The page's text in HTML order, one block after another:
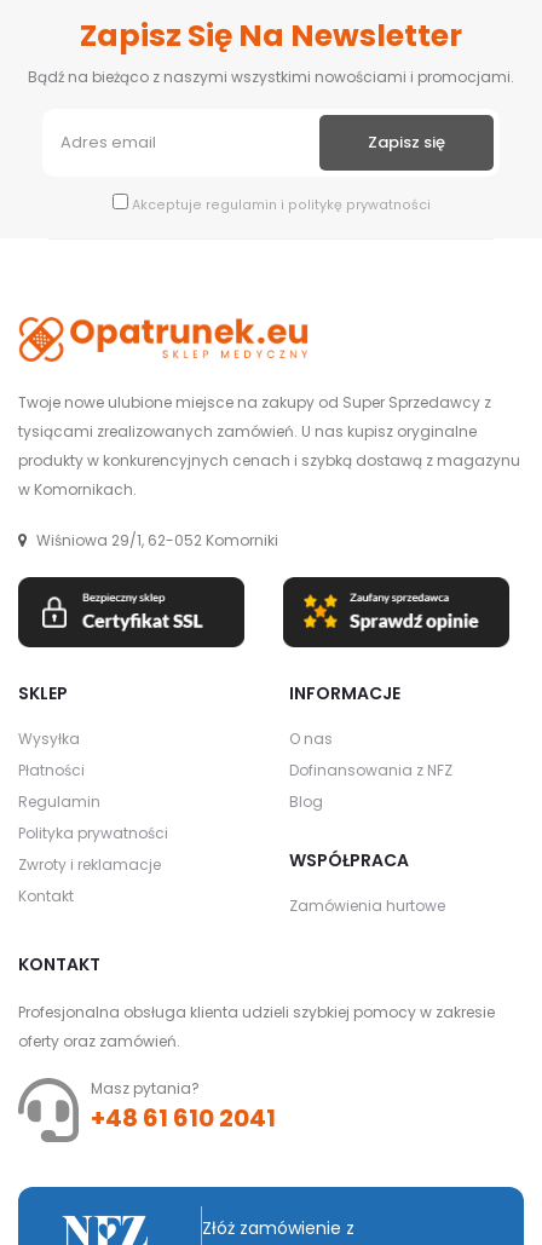
Zapisz Się Na Newsletter
Bądź na bieżąco z naszymi wszystkimi nowościami i promocjami.
Akceptuje regulamin i politykę prywatności
Twoje nowe ulubione miejsce na zakupy od Super Sprzedawcy z
tysiącami zrealizowanych zamówień. U nas kupisz oryginalne
produkty w konkurencyjnych cenach i szybką dostawą z magazynu
w Komornikach.
Wiśniowa 29/1, 62-052 Komorniki
SKLEP
Wysyłka
Płatności
Regulamin
Polityka prywatności
Zwroty i reklamacje
Kontakt
INFORMACJE
O nas
Dofinansowania z NFZ
Blog
WSPÓŁPRACA
Zamówienia hurtowe
KONTAKT
Profesjonalna obsługa klienta udzieli szybkiej pomocy w zakresie
oferty oraz zamówień.
Masz pytania?
+48 61 610 2041
Złóż zamówienie z